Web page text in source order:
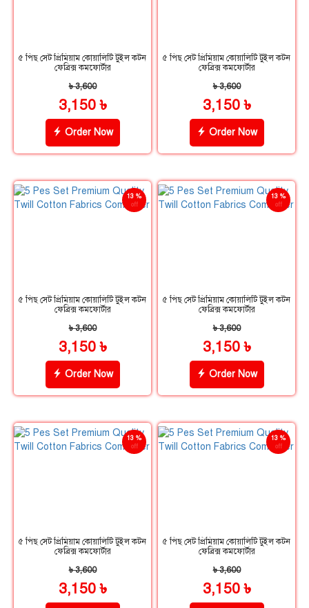
৫ পিছ সেট প্রিমিয়াম কোয়ালিটি টুইল কটন
ফেব্রিক্স কমফোর্টার
৳ 3,600
3,150 ৳
Order Now
৫ পিছ সেট প্রিমিয়াম কোয়ালিটি টুইল কটন
ফেব্রিক্স কমফোর্টার
৳ 3,600
3,150 ৳
Order Now
13 %
off
৫ পিছ সেট প্রিমিয়াম কোয়ালিটি টুইল কটন
ফেব্রিক্স কমফোর্টার
৳ 3,600
3,150 ৳
Order Now
13 %
off
৫ পিছ সেট প্রিমিয়াম কোয়ালিটি টুইল কটন
ফেব্রিক্স কমফোর্টার
৳ 3,600
3,150 ৳
Order Now
13 %
off
৫ পিছ সেট প্রিমিয়াম কোয়ালিটি টুইল কটন
ফেব্রিক্স কমফোর্টার
৳ 3,600
3,150 ৳
13 %
off
৫ পিছ সেট প্রিমিয়াম কোয়ালিটি টুইল কটন
ফেব্রিক্স কমফোর্টার
৳ 3,600
3,150 ৳